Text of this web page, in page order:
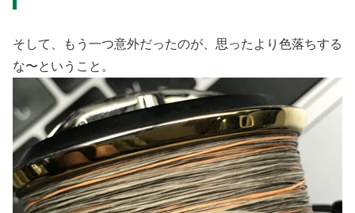
そして、もう一つ意外だったのが、思ったより色落ちする
な〜ということ。